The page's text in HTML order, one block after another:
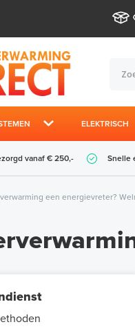
ELEKTRISCH
vanaf € 250,- Snelle
een energievreter?